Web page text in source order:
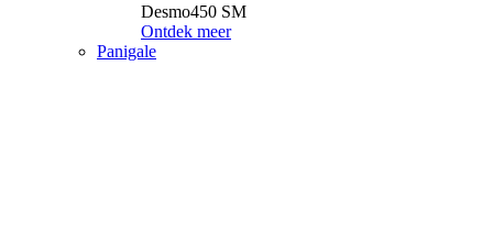
Desmo450 SM
Ontdek meer
Panigale